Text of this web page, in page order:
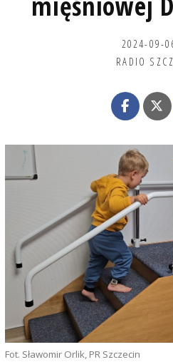
2024-09-
RADIO
Fot. Sławomir Orlik, PR Szczecin